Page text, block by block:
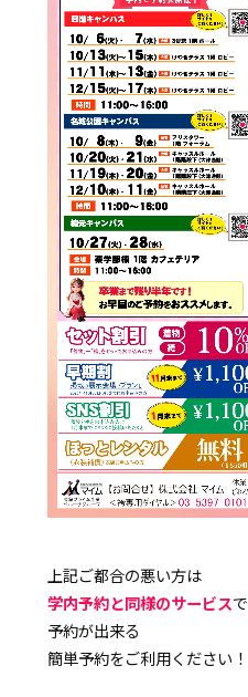
上記ご都合の悪い方は
学内予約と同様のサービスで
予約が出来る
簡単予約をご利用ください！